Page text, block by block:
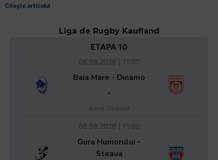
Citește articolul
Liga de Rugby Kaufland
ETAPA 10
08.08.2026 | 11:00
Baia Mare - Dinamo
-
Arena Zimbrilor
08.08.2026 | 11:00
Gura Humorului -
Steaua